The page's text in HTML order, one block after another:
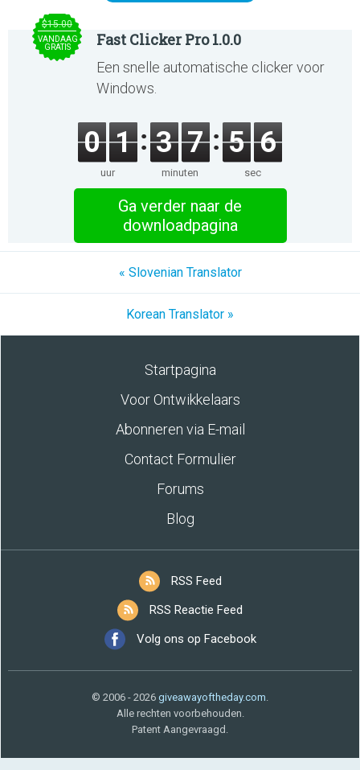
$15.00
VANDAAG
GRATIS
Fast Clicker Pro 1.0.0
Een snelle automatische clicker voor
Windows.
0 1
uur
3 7
minuten
5 6
sec
Ga verder naar de
downloadpagina
« Slovenian Translator
Korean Translator »
Startpagina
Voor Ontwikkelaars
Abonneren via E-mail
Contact Formulier
Forums
Blog
RSS Feed
RSS Reactie Feed
Volg ons op Facebook
© 2006 - 2026 giveawayoftheday.com.
Alle rechten voorbehouden.
Patent Aangevraagd.